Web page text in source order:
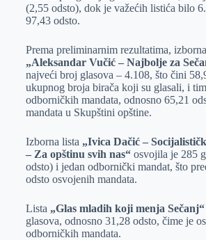
(2,55 odsto), dok je važećih listića bilo
97,43 odsto.
Prema preliminarnim rezultatima,
„Aleksandar Vučić – Najbolje za
najveći broj glasova – 4.108, što čini
ukupnog broja birača koji su glasali, i
odborničkih mandata, odnosno 65,21
mandata u Skupštini opštine.
Izborna lista „Ivica Dačić –
– Za opštinu svih nas“osvojila je 285
odsto) i jedan odbornički mandat, što
odsto osvojenih mandata.
Lista „Glas mladih koji menja Sečanj“
glasova, odnosno 31,28 odsto, čime je
odborničkih mandata.